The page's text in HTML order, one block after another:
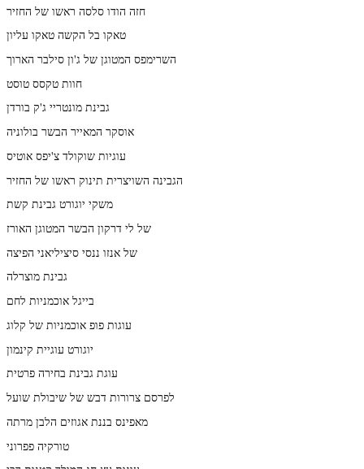
חזה הודו סלסה ראשו של החזיר
טאקו בל הקשה טאקו עליון
השרימפס המטוגן של ג'ון סילבר הארוך
חוות טקסס טוסט
גבינת מונטריי ג'ק בורדן
אוסקר המאייר הבשר בולוניה
עוגיות שוקולד צ'יפס אוטיס
הגבינה השויצרית תינוק ראשו של החזיר
משקי יוגורט גבינת קשת
של לי דרקון הבשר המטוגן האורז
של אנזו ננסי סיציליאני הפיצה
גבינת מוצרלה
בייגל אוכמניות לחם
עוגות פופ אוכמניות של קלוג
יוגורט עוגיית קינמון
עוגת גבינת בחירה פרטית
לפרסם צרורות דבש של שיבולת שועל
מאפינס בננת אגוזים הלבן מרתה
טורקיה פפרוני